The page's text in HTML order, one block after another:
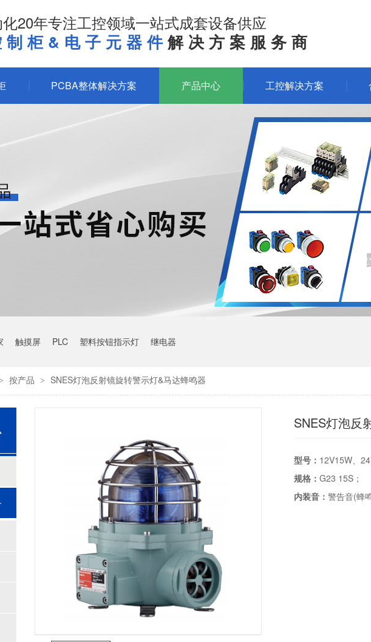
20年专注工控领域一站式成套设备供应
制柜&电子元器件解决方案服务商
PCBA整体解决方案 产品中心 工控解决方案
触摸屏 PLC 塑料按钮指示灯 继电器
按产品 > SNES灯泡反射镜旋转警示灯&马达蜂鸣器
SNES灯泡反
型号： 12V15W、
规格： G23 15S；
内装音： 警告音(蜂